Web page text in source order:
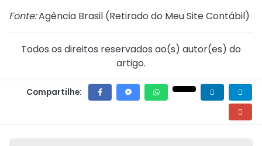
Fonte:Agência Brasil (Retirado do Meu Site Contábil)
Todos os direitos reservados ao(s) autor(es) do
artigo.
Compartilhe: